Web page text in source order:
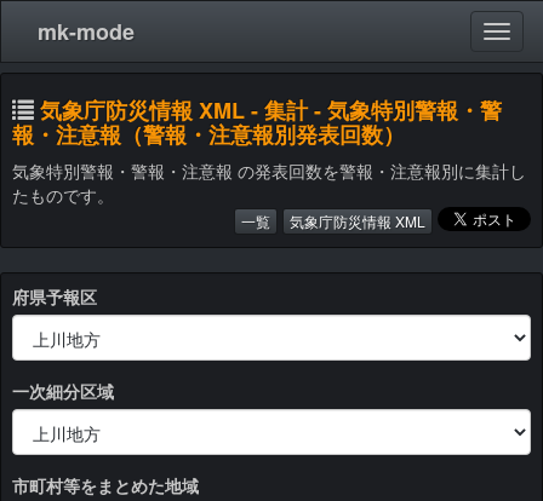
mk-mode
気象庁防災情報 XML - 集計 - 気象特別警報・警
報・注意報（警報・注意報別発表回数）
気象特別警報・警報・注意報 の発表回数を警報・注意報別に集計し
たものです。
一覧 気象庁防災情報 XML
府県予報区
一次細分区域
市町村等をまとめた地域